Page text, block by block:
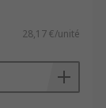
28,17 €/unité